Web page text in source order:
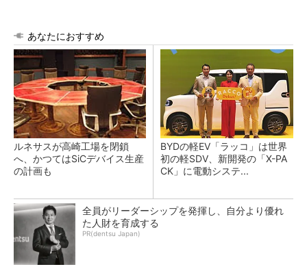
あなたにおすすめ
ルネサスが高崎工場を閉鎖
へ、かつてはSiCデバイス生産
の計画も
BYDの軽EV「ラッコ」は世界
初の軽SDV、新開発の「X-PA
CK」に電動システ...
全員がリーダーシップを発揮し、自分より優れ
た人財を育成する
PR(dentsu Japan)